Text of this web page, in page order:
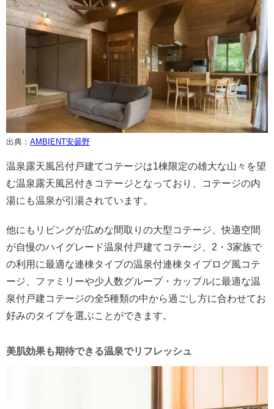
出典： AMBIENT安曇野
温泉露天風呂付戸建てコテージは1棟限定の雄大な山々を望
む温泉露天風呂付きコテージとなっており、コテージの内
湯にも温泉が引湯されています。
他にもリビングが広めな間取りの大型コテージ、快適空間
が自慢のハイグレード温泉付戸建てコテージ、2・3家族で
の利用に最適な連棟タイプの温泉付連棟タイプログ風コテ
ージ、ファミリーや少人数グループ・カップルに最適な温
泉付戸建コテージの全5種類の中から過ごし方に合わせてお
好みのタイプを選ぶことができます。
美肌効果も期待できる温泉でリフレッシュ